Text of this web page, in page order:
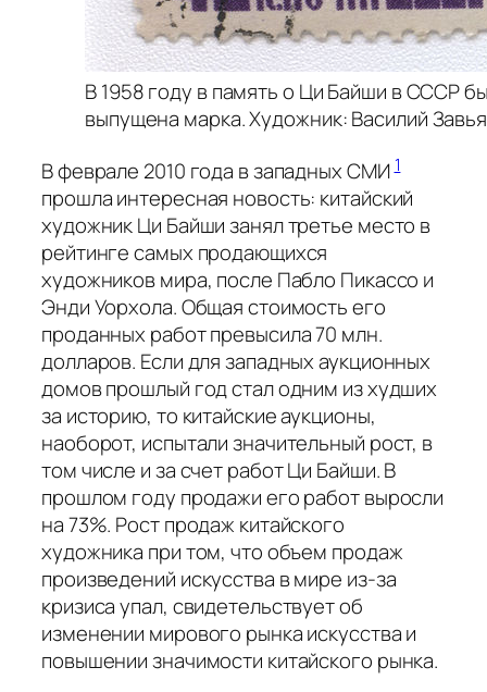
В 1958 году в память о Ци Байши в СССР
выпущена марка. Художник: Василий
В феврале 2010 года в западных СМИ1
прошла интересная новость: китайский
художник Ци Байши занял третье место в
рейтинге самых продающихся
художников мира, после Пабло Пикассо и
Энди Уорхола. Общая стоимость его
проданных работ превысила 70 млн.
долларов. Если для западных аукционных
домов прошлый год стал одним из худших
за историю, то китайские аукционы,
наоборот, испытали значительный рост, в
том числе и за счет работ Ци Байши. В
прошлом году продажи его работ выросли
на 73%. Рост продаж китайского
художника при том, что объем продаж
произведений искусства в мире из-за
кризиса упал, свидетельствует об
изменении мирового рынка искусства и
повышении значимости китайского рынка.